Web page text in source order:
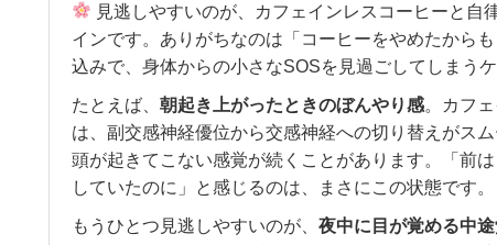
見逃しやすいのが、カフェインレスコーヒーと自
インです。ありがちなのは「コーヒーをやめたから
込みで、身体からの小さなSOSを見過ごしてしまうケ
たとえば、 朝起き上がったときのぼんやり感。カフ
は、副交感神経優位から交感神経への切り替えがス
頭が起きてこない感覚が続くことがあります。「前
していたのに」と感じるのは、まさにこの状態です。
もうひとつ見逃しやすいのが、 夜中に目が覚める中